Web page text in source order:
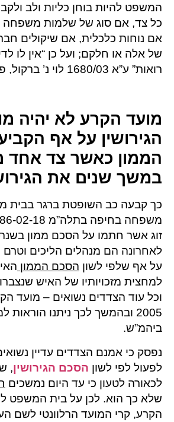
המשפט להיות בוחן כליות ולב
כל צד, אם סוג של שלמות משפחה
אם נוחות כלכלית, אם שיקולים
של אלה או חלקם; ועל כן “אין לו
רואות” ע”א 1680/03 לוי נ’ ברקול, פ”ד נח(6)841 .
מועד הקרע לא יהיה
הגירושין על אף
הממון כאשר צד אחד
במשך שנים את
כך קבעה כב השופטת ברגר בבית
לאחרונה הם מנהלים הליכים וטרם
על אף שלפי לשון הסכם הממון
למחצית מזכויותיו של האיש שנצברו
וכל עוד הצדדים נשואים – מועד
2005 ובהמשך לכך ניתנו
ביהמ”ש.
נפסק כי אמנם הצדדים עדיין
לפעול לפי לשון הסכם הגירושין,
לכאורה לטעון כי עד היום נמשכים
שלא כך הוא. לכן על בית המשפט
הקרע, קרי המועד הרלוונטי לשם